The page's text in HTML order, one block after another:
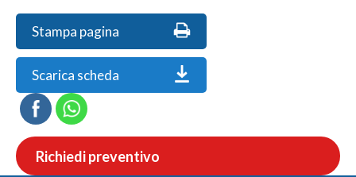
Stampa pagina
Scarica scheda
Richiedi preventivo